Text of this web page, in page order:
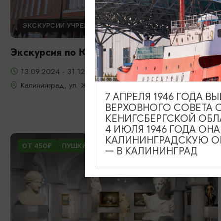
ЭКСКУРСИИ УЧРЕЖДЕНИЙ КУЛЬТУРЫ
Экскурсия по Южному вокзалу
13.09.2024 - 31.12.2026
Калининград, ул. Железнодорожная, д. 13-23
ОТ 450₽ ПУШКИНСКАЯ КАРТА
7 АПРЕЛЯ 1946 ГОДА
ВЕРХОВНОГО СОВЕТА
КЕНИГСБЕРГСКОЙ
4 ИЮЛЯ 1946 ГОДА
КАЛИНИНГРАДСКУЮ
— В КАЛИНИНГРАД